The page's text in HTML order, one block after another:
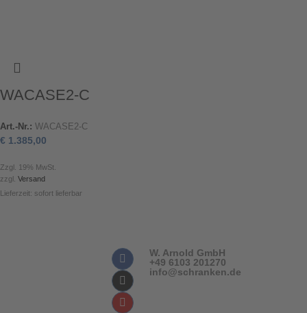
WACASE2-C
Art.-Nr.: WACASE2-C
€ 1.385,00
Zzgl. 19% MwSt.
zzgl. Versand
Lieferzeit: sofort lieferbar
W. Arnold GmbH
+49 6103 201270
info@schranken.de